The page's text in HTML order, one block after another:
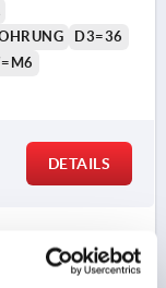
D3=36
DETAILS